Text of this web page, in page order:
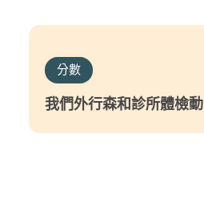
分數
我們外行森和診所體檢動